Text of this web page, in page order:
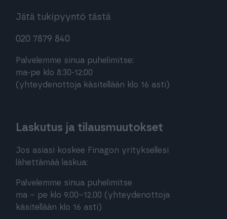
Jätä tukipyyntö tästä
020 7879 840
Palvelemme sinua puhelimitse:
ma-pe klo 8:30-12:00
(yhteydenottoja käsitellään klo 16 asti)
Laskutus ja tilausmuutokset
Jos asiasi koskee Finagon yrityksellesi
lähettämää laskua:
Palvelemme sinua puhelimitse
ma – pe klo 9.00–12.00 (yhteydenottoja
käsitellään klo 16 asti)